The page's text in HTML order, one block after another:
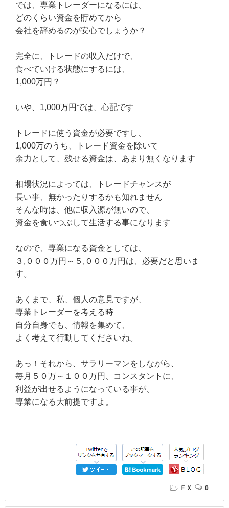
では、専業トレーダーになるには、
どのくらい資金を貯めてから
会社を辞めるのが安心でしょうか？
完全に、トレードの収入だけで、
食べていける状態にするには、
1,000万円？
いや、1,000万円では、心配です
トレードに使う資金が必要ですし、
1,000万のうち、トレード資金を除いて
余力として、残せる資金は、あまり無くなります
相場状況によっては、トレードチャンスが
長い事、無かったりするかも知れません
そんな時は、他に収入源が無いので、
資金を食いつぶして生活する事になります
なので、専業になる資金としては、
３,０００万円～５,０００万円は、必要だと思いま
す。
あくまで、私、個人の意見ですが、
専業トレーダーを考える時
自分自身でも、情報を集めて、
よく考えて行動してくださいね。
あっ！それから、サラリーマンをしながら、
毎月５０万～１００万円、コンスタントに、
利益が出せるようになっている事が、
専業になる大前提ですよ。
ＦＸ 0